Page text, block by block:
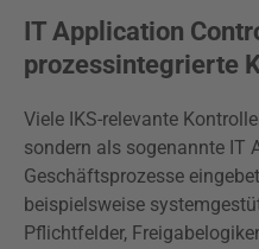
IT Application
prozessintegrierte
Viele IKS-relevante
sondern als sogenannte IT
Geschäftsprozesse
beispielsweise
Pflichtfelder,